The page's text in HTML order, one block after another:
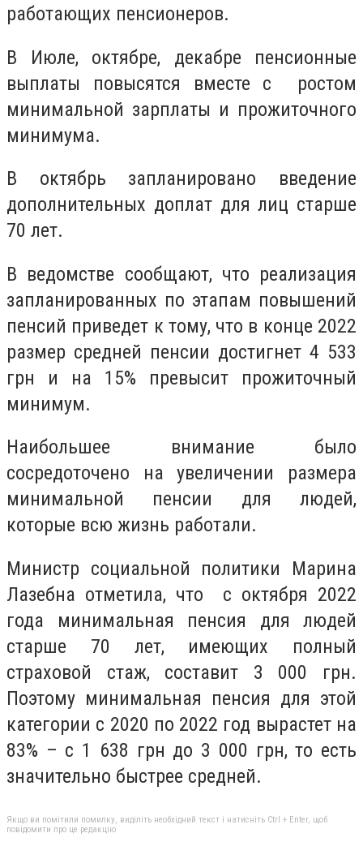
работающих пенсионеров.
В Июле, октябре, декабре пенсионные
выплаты повысятся вместе с ростом
минимальной зарплаты и прожиточного
минимума.
В октябрь запланировано введение
дополнительных доплат для лиц старше
70 лет.
В ведомстве сообщают, что реализация
запланированных по этапам повышений
пенсий приведет к тому, что в конце 2022
размер средней пенсии достигнет 4 533
грн и на 15% превысит прожиточный
минимум.
Наибольшее внимание было
сосредоточено на увеличении размера
минимальной пенсии для людей,
которые всю жизнь работали.
Министр социальной политики Марина
Лазебна отметила, что с октября 2022
года минимальная пенсия для людей
старше 70 лет, имеющих полный
страховой стаж, составит 3 000 грн.
Поэтому минимальная пенсия для этой
категории с 2020 по 2022 год вырастет на
83% – с 1 638 грн до 3 000 грн, то есть
значительно быстрее средней.
Якщо ви помітили помилку, виділіть необхідний текст і натисніть Ctrl + Enter, щоб
повідомити про це редакцію